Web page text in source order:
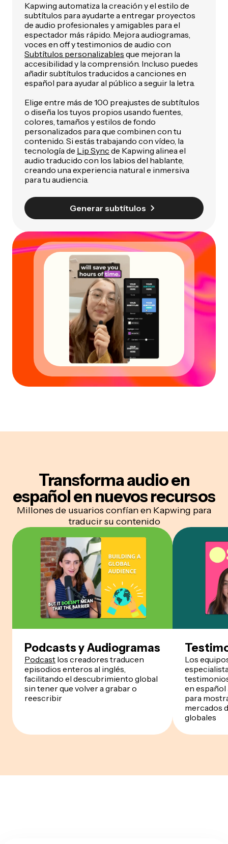
Kapwing automatiza la creación y el estilo de
subtítulos para ayudarte a entregar proyectos
de audio profesionales y amigables para el
espectador más rápido. Mejora audiogramas,
voces en off y testimonios de audio con
Subtítulos personalizables que mejoran la
accesibilidad y la comprensión. Incluso puedes
añadir subtítulos traducidos a canciones en
español para ayudar al público a seguir la letra.
Elige entre más de 100 preajustes de subtítulos
o diseña los tuyos propios usando fuentes,
colores, tamaños y estilos de fondo
personalizados para que combinen con tu
contenido. Si estás trabajando con vídeo, la
tecnología de Lip Sync de Kapwing alinea el
audio traducido con los labios del hablante,
creando una experiencia natural e inmersiva
para tu audiencia.
Generar subtítulos
Transforma audio en
españolen nuevos recursos
Millones de usuarios confían en Kapwing para
traducir su contenido
Podcasts y Audiogramas
Podcast los creadores traducen
episodios enteros al inglés,
facilitando el descubrimiento global
sin tener que volver a grabar o
reescribir
Los
en español
para
mercados
globales